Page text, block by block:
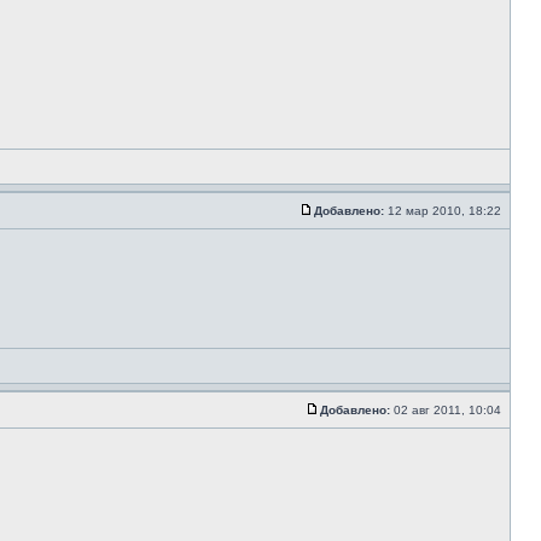
Добавлено: 12 мар 2010, 18:22
Добавлено: 02 авг 2011, 10:04